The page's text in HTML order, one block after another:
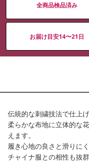
全商品検品済み
お届け目安14〜21日
伝統的な刺繍技法で仕上
柔らかな布地に立体的な
えます。
履き心地の良さと滑りに
チャイナ服との相性も抜